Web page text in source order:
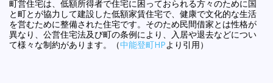
町営住宅は、低額所得者で住宅に困っておられる方々のために国
と町とが協力して建設した低額家賃住宅で、健康で文化的な生活
を営むために整備された住宅です。そのため民間借家とは性格が
異なり、公営住宅法及び町の条例により、入居や退去などについ
て様々な制約があります。（中能登町HPより引用）